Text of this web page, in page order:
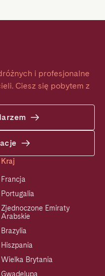
i profesjonalne
Ciesz się pobytem z
Kraj
Francja
Portugalia
Zjednoczone Emiraty
Arabskie
Brazylia
Hiszpania
Wielka Brytania
Gwadelupa